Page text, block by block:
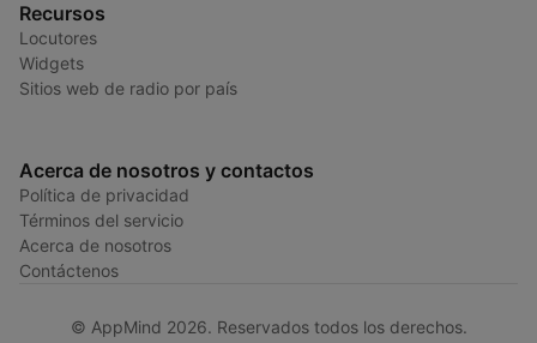
Recursos
Locutores
Widgets
Sitios web de radio por país
Acerca de nosotros y contactos
Política de privacidad
Términos del servicio
Acerca de nosotros
Contáctenos
© AppMind 2026. Reservados todos los derechos.